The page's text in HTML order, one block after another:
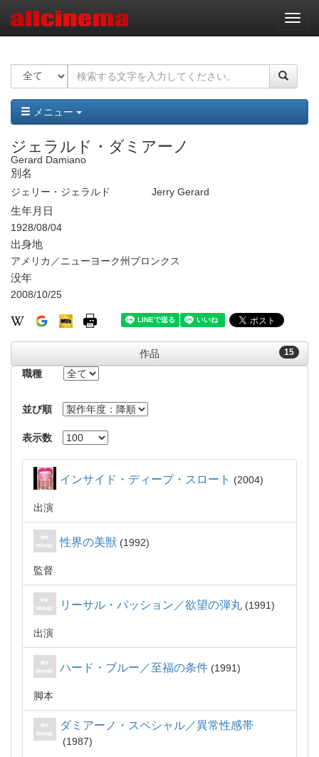
ナ
ビ
ー
ョ
ン
メニュー
ジェラルド・ダミアーノ
Gerard Damiano
別名
ジェリー・ジェラルド Jerry Gerard
生年月日
1928/08/04
出身地
アメリカ／ニューヨーク州ブロンクス
没年
2008/10/25
15
作品
職種
並び順
表示数
インサイド・ディープ・スロート 2004
出演
性界の美獣 1992
監督
リーサル・パッション／欲望の弾丸 1991
出演
ハード・ブルー／至福の条件 1991
脚本
ダミアーノ・スペシャル／異常性感帯
1987